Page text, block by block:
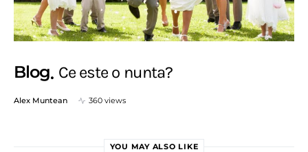
Blog Ce este o nunta?
Alex Muntean 360 views
YOU MAY ALSO LIKE